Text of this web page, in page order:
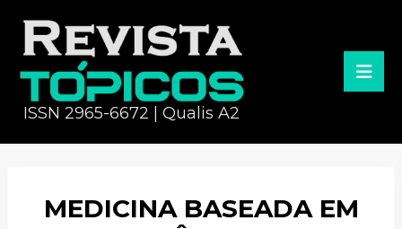
ISSN 2965-6672 | Qualis A2
MEDICINA BASEADA EM